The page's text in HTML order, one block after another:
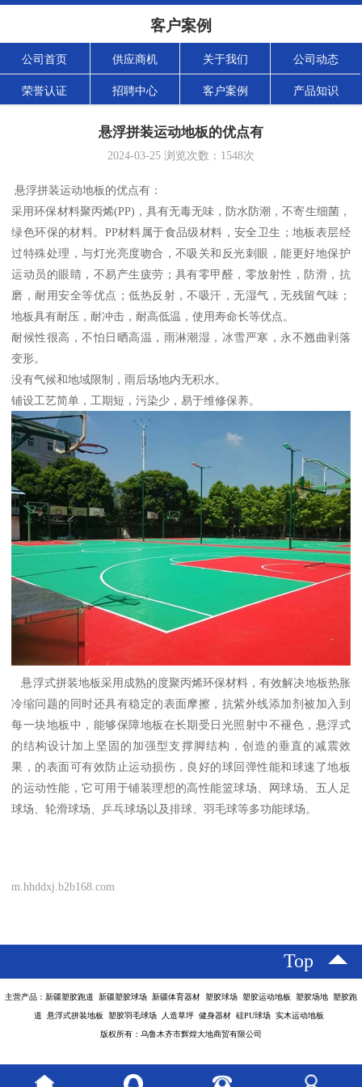
客户案例
公司首页 供应商机 关于我们 公司动态
荣誉认证 招聘中心 客户案例 产品知识
悬浮拼装运动地板的优点有
2024-03-25 浏览次数： 1548次
悬浮拼装运动地板的优点有：
采用环保材料聚丙烯(PP)，具有无毒无味，防水防潮，不寄生细菌，
绿色环保的材料。PP材料属于食品级材料，安全卫生；地板表层经
过特殊处理，与灯光亮度吻合，不吸关和反光刺眼，能更好地保护
运动员的眼睛，不易产生疲劳；具有零甲醛，零放射性，防滑，抗
磨，耐用安全等优点；低热反射，不吸汗，无湿气，无残留气味；
地板具有耐压，耐冲击，耐高低温，使用寿命长等优点。
耐候性很高，不怕日晒高温，雨淋潮湿，冰雪严寒，永不翘曲剥落
变形。
没有气候和地域限制，雨后场地内无积水。
铺设工艺简单，工期短，污染少，易于维修保养。
悬浮式拼装地板采用成熟的度聚丙烯环保材料，有效解决地板热胀
冷缩问题的同时还具有稳定的表面摩擦，抗紫外线添加剂被加入到
每一块地板中，能够保障地板在长期受日光照射中不褪色，悬浮式
的结构设计加上坚固的加强型支撑脚结构，创造的垂直的减震效
果，的表面可有效防止运动损伤，良好的球回弹性能和球速了地板
的运动性能，它可用于铺装理想的高性能篮球场、网球场、五人足
球场、轮滑球场、乒乓球场以及排球、羽毛球等多功能球场。
m.hhddxj.b2b168.com
Top
主营产品：新疆塑胶跑道 新疆塑胶球场 新疆体育器材 塑胶球场 塑胶运动地板 塑胶场地 塑胶跑
道 悬浮式拼装地板 塑胶羽毛球场 人造草坪 健身器材 硅PU球场 实木运动地板
版权所有：乌鲁木齐市辉煌大地商贸有限公司